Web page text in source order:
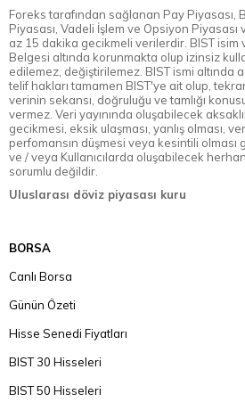
Foreks tarafından sağlanan Pay Piyasası,
Piyasası, Vadeli İşlem ve Opsiyon Piyasası
az 15 dakika gecikmeli verilerdir. BIST isim
Belgesi altında korunmakta olup izinsiz
edilemez, değiştirilemez. BIST ismi altında
telif hakları tamamen BIST'ye ait olup,
verinin sekansı, doğruluğu ve tamlığı
vermez. Veri yayınında oluşabilecek
gecikmesi, eksik ulaşması, yanlış olması,
perfomansın düşmesi veya kesintili olması
ve / veya Kullanıcılarda oluşabilecek
sorumlu değildir.
Uluslarası döviz piyasası kuru
BORSA
Canlı Borsa
Günün Özeti
Hisse Senedi Fiyatları
BIST 30 Hisseleri
BIST 50 Hisseleri